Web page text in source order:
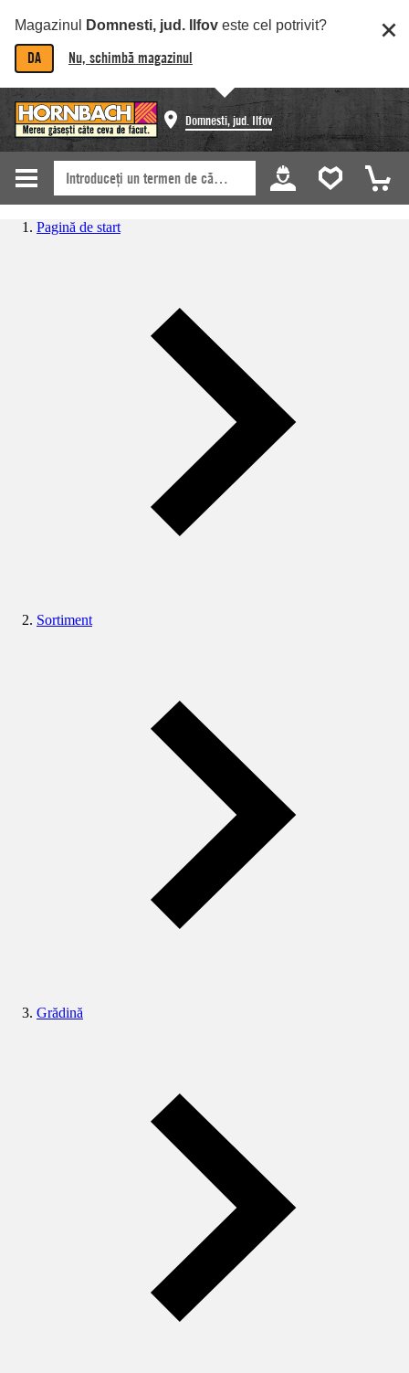
Magazinul Domnesti, jud. Ilfov este cel potrivit?
DA Nu, schimbă magazinul
Domnesti, jud. Ilfov
Pagină de start
Sortiment
Grădină